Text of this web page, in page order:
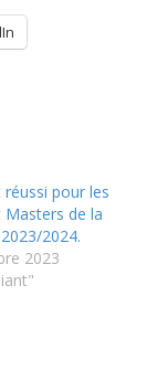
pour les
Masters de la
2024.
2023